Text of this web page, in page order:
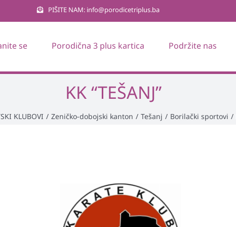
PIŠITE NAM: info@porodicetriplus.ba
se Porodična 3 plus kartica Podržite nas
KK “TEŠANJ”
KLUBOVI / Zeničko-dobojski kanton / Tešanj / Borilački sportovi /